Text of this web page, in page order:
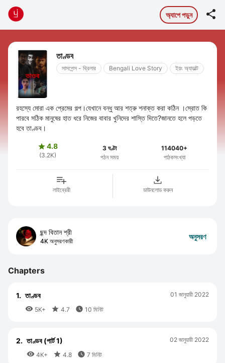
অ্যাপে পড়ুন 
তাণ্ডব
সাসপেন্স - থ্রিলার Bengali Love Story ইয়ং অ্যাডাল্ট
রহস্যে মোরা এক প্রেমের গল্প।যেখানে বন্ধু আর শত্রু শনাক্ত করা কঠিন ।স্রোত কি
পারবে সঠিক মানুষের হাত ধরে নিজের বাবার খুনিদের শাস্তি দিতে?জানতে হলে পড়তে
হবে তাণ্ডব।
4.8
(3.2K)
3 ঘণ্টা
পঠন সময়
114040+
পাঠকসংখ্যা
লাইব্রেরী ডাউনলোড করুন
ছন্দ বিতান শ্রী
4K অনুসরণকারী
অনুসরণ
Chapters
1. তাণ্ডব
 5K+  4.7  10 মিনিট
01 জানুয়ারী 2022
2. তাণ্ডব (পার্ট 1)
 4K+  4.8  7 মিনিট
02 জানুয়ারী 2022